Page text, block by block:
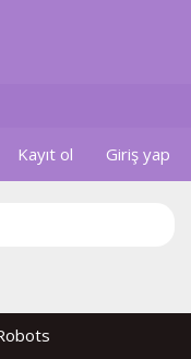
Kayıt ol Giriş yap